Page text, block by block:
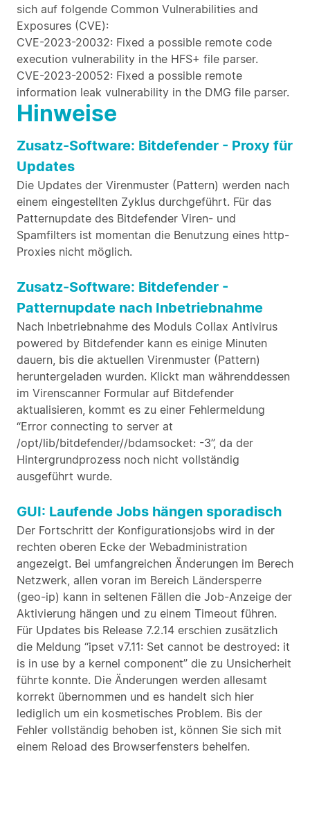
sich auf folgende Common Vulnerabilities and
Exposures (CVE):
CVE-2023-20032: Fixed a possible remote code
execution vulnerability in the HFS+ file parser.
CVE-2023-20052: Fixed a possible remote
information leak vulnerability in the DMG file parser.
Hinweise
Zusatz-Software: Bitdefender - Proxy für
Updates
Die Updates der Virenmuster (Pattern) werden nach
einem eingestellten Zyklus durchgeführt. Für das
Patternupdate des Bitdefender Viren- und
Spamfilters ist momentan die Benutzung eines http-
Proxies nicht möglich.
Zusatz-Software: Bitdefender -
Patternupdate nach Inbetriebnahme
Nach Inbetriebnahme des Moduls Collax Antivirus
powered by Bitdefender kann es einige Minuten
dauern, bis die aktuellen Virenmuster (Pattern)
heruntergeladen wurden. Klickt man währenddessen
im Virenscanner Formular auf Bitdefender
aktualisieren, kommt es zu einer Fehlermeldung
“Error connecting to server at
/opt/lib/bitdefender//bdamsocket: -3”, da der
Hintergrundprozess noch nicht vollständig
ausgeführt wurde.
GUI: Laufende Jobs hängen sporadisch
Der Fortschritt der Konfigurationsjobs wird in der
rechten oberen Ecke der Webadministration
angezeigt. Bei umfangreichen Änderungen im Berech
Netzwerk, allen voran im Bereich Ländersperre
(geo-ip) kann in seltenen Fällen die Job-Anzeige der
Aktivierung hängen und zu einem Timeout führen.
Für Updates bis Release 7.2.14 erschien zusätzlich
die Meldung “ipset v7.11: Set cannot be destroyed: it
is in use by a kernel component” die zu Unsicherheit
führte konnte. Die Änderungen werden allesamt
korrekt übernommen und es handelt sich hier
lediglich um ein kosmetisches Problem. Bis der
Fehler vollständig behoben ist, können Sie sich mit
einem Reload des Browserfensters behelfen.